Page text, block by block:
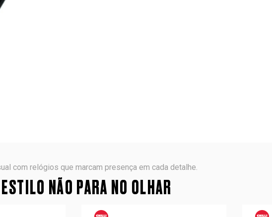
com relógios que marcam presença em cada detalhe.
NÃO PARA NO OLHAR